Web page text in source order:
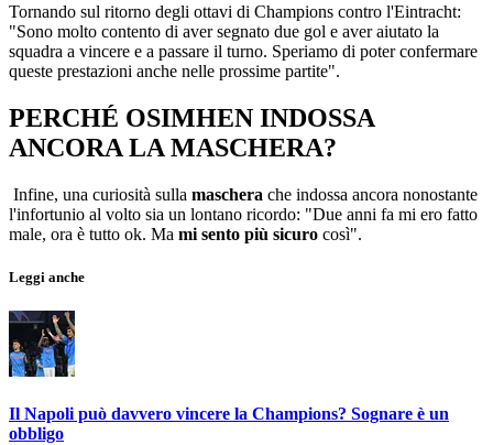
Tornando sul ritorno degli ottavi di Champions contro l'Eintracht:
"Sono molto contento di aver segnato due gol e aver aiutato la
squadra a vincere e a passare il turno. Speriamo di poter confermare
queste prestazioni anche nelle prossime partite".
PERCHÉ OSIMHEN INDOSSA
ANCORA LA MASCHERA?
Infine, una curiosità sulla maschera che indossa ancora nonostante
l'infortunio al volto sia un lontano ricordo: "Due anni fa mi ero fatto
male, ora è tutto ok. Ma mi sento più sicuro così".
Leggi anche
Il Napoli può davvero vincere la Champions? Sognare è un
obbligo